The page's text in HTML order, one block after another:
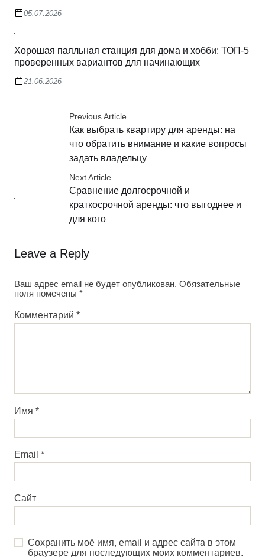
05.07.2026
Хорошая паяльная станция для дома и хобби: ТОП-5
проверенных вариантов для начинающих
21.06.2026
Previous Article
Как выбрать квартиру для аренды: на
что обратить внимание и какие вопросы
задать владельцу
Next Article
Сравнение долгосрочной и
краткосрочной аренды: что выгоднее и
для кого
Leave a Reply
Ваш адрес email не будет опубликован. Обязательные
поля помечены *
Комментарий *
Имя *
Email *
Сайт
Сохранить моё имя, email и адрес сайта в этом
браузере для последующих моих комментариев.